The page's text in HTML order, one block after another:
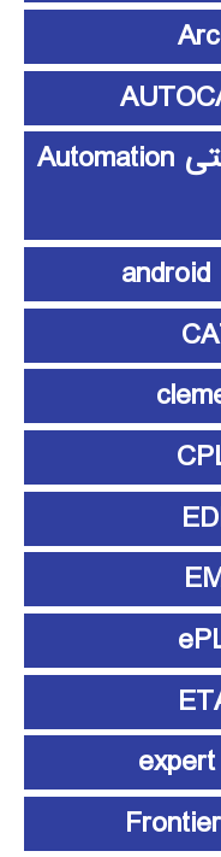
آموزش اتوماسیون صنعتی Automation